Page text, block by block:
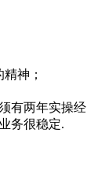
神；
有两年实操经
务很稳定.